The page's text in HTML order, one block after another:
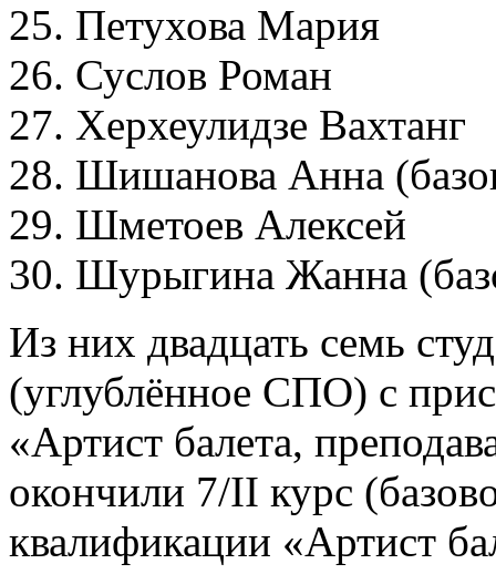
25. Петухова Мария
26. Суслов Роман
27. Херхеулидзе Вахтанг
28. Шишанова Анна
29. Шметоев Алексей
30. Шурыгина Жанна
Из них двадцать семь
(углублённое СПО) с
«Артист балета,
окончили 7/II курс
квалификации «Артист